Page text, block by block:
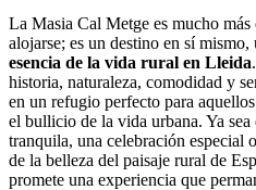
La Masia Cal Metge es mucho
alojarse; es un destino en sí mismo,
esencia de la vida rural en Lleida
historia, naturaleza, comodidad y
en un refugio perfecto para
el bullicio de la vida urbana. Ya sea
tranquila, una celebración especial
de la belleza del paisaje rural de
promete una experiencia que